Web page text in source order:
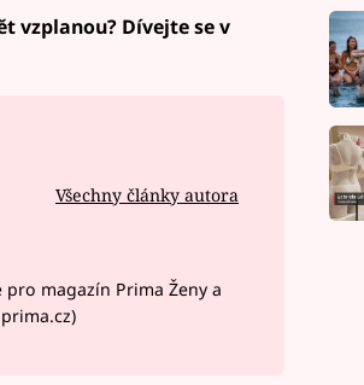
vzplanou? Dívejte se v
Všechny články autora
magazín Prima Ženy a